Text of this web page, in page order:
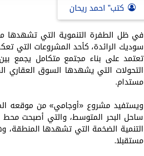
كتب” احمد ريحان
في ظل الطفرة التنموية التي تشهدها
سوديك الرائدة، كأحد المشروعات التي
تعتمد على بناء مجتمع متكامل يجمع
التحولات التي يشهدها السوق العقاري
مستدام.
ويستفيد مشروع «أوجامي» من موقعه
ساحل البحر المتوسط، والتي أصبحت
التنمية الضخمة التي تشهدها المنطقة،
مستقبلا.